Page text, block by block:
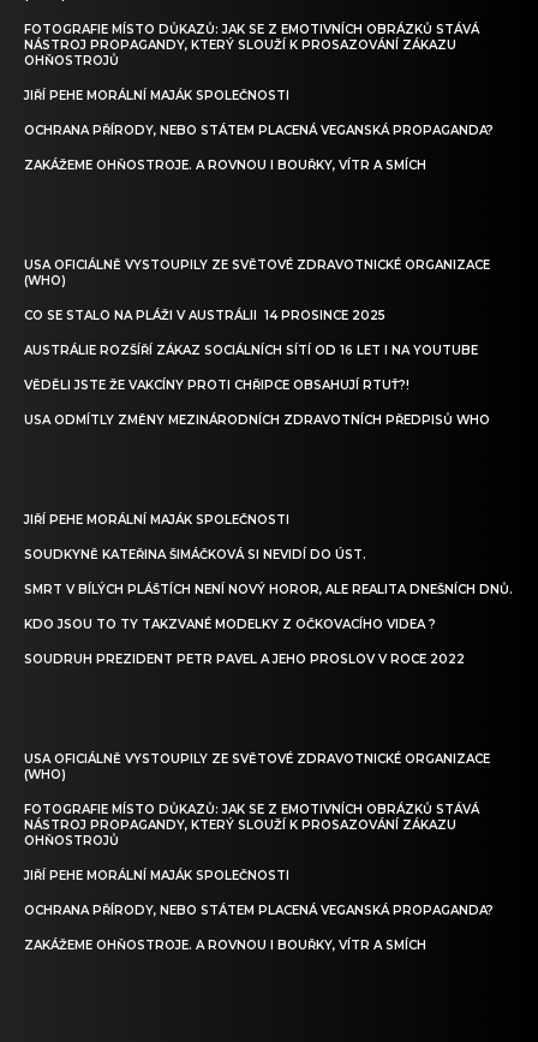
FOTOGRAFIE MÍSTO DŮKAZŮ: JAK SE Z EMOTIVNÍCH OBRÁZKŮ STÁVÁ
NÁSTROJ PROPAGANDY, KTERÝ SLOUŽÍ K PROSAZOVÁNÍ ZÁKAZU
OHŇOSTROJŮ
JIŘÍ PEHE MORÁLNÍ MAJÁK SPOLEČNOSTI
OCHRANA PŘÍRODY, NEBO STÁTEM PLACENÁ VEGANSKÁ PROPAGANDA?
ZAKÁŽEME OHŇOSTROJE. A ROVNOU I BOUŘKY, VÍTR A SMÍCH
USA OFICIÁLNĚ VYSTOUPILY ZE SVĚTOVÉ ZDRAVOTNICKÉ ORGANIZACE
(WHO)
CO SE STALO NA PLÁŽI V AUSTRÁLII 14 PROSINCE 2025
AUSTRÁLIE ROZŠÍŘÍ ZÁKAZ SOCIÁLNÍCH SÍTÍ OD 16 LET I NA YOUTUBE
VĚDĚLI JSTE ŽE VAKCÍNY PROTI CHŘIPCE OBSAHUJÍ RTUŤ?!
USA ODMÍTLY ZMĚNY MEZINÁRODNÍCH ZDRAVOTNÍCH PŘEDPISŮ WHO
JIŘÍ PEHE MORÁLNÍ MAJÁK SPOLEČNOSTI
SOUDKYNĚ KATEŘINA ŠIMÁČKOVÁ SI NEVIDÍ DO ÚST.
SMRT V BÍLÝCH PLÁŠTÍCH NENÍ NOVÝ HOROR, ALE REALITA DNEŠNÍCH DNŮ.
KDO JSOU TO TY TAKZVANÉ MODELKY Z OČKOVACÍHO VIDEA ?
SOUDRUH PREZIDENT PETR PAVEL A JEHO PROSLOV V ROCE 2022
USA OFICIÁLNĚ VYSTOUPILY ZE SVĚTOVÉ ZDRAVOTNICKÉ ORGANIZACE
(WHO)
FOTOGRAFIE MÍSTO DŮKAZŮ: JAK SE Z EMOTIVNÍCH OBRÁZKŮ STÁVÁ
NÁSTROJ PROPAGANDY, KTERÝ SLOUŽÍ K PROSAZOVÁNÍ ZÁKAZU
OHŇOSTROJŮ
JIŘÍ PEHE MORÁLNÍ MAJÁK SPOLEČNOSTI
OCHRANA PŘÍRODY, NEBO STÁTEM PLACENÁ VEGANSKÁ PROPAGANDA?
ZAKÁŽEME OHŇOSTROJE. A ROVNOU I BOUŘKY, VÍTR A SMÍCH